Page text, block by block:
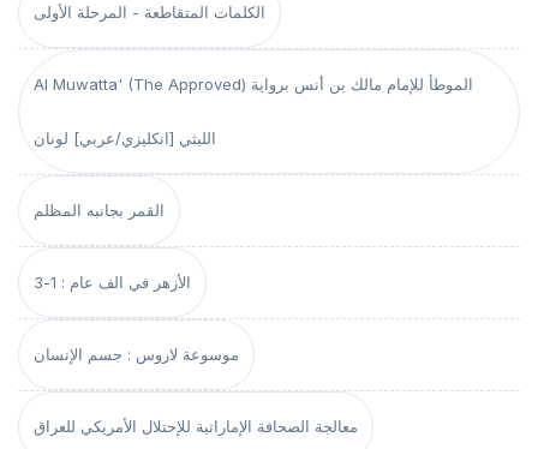
الكلمات المتقاطعة - المرحلة الأولى
Al Muwatta' (The Approved) الموطأ للإمام مالك بن أنس برواية
الليثي [انكليزي/عربي] لونان
القمر بجانبه المظلم
الأزهر في الف عام : 1-3
موسوعة لاروس : جسم الإنسان
معالجة الصحافة الإماراتية للإحتلال الأمريكي للعراق